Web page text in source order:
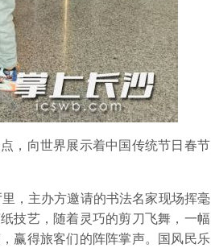
，向世界展示着中国传统节日春节
，主办方邀请的书法名家现场挥毫
技艺，随着灵巧的剪刀飞舞，一幅
赢得旅客们的阵阵掌声。国风民乐